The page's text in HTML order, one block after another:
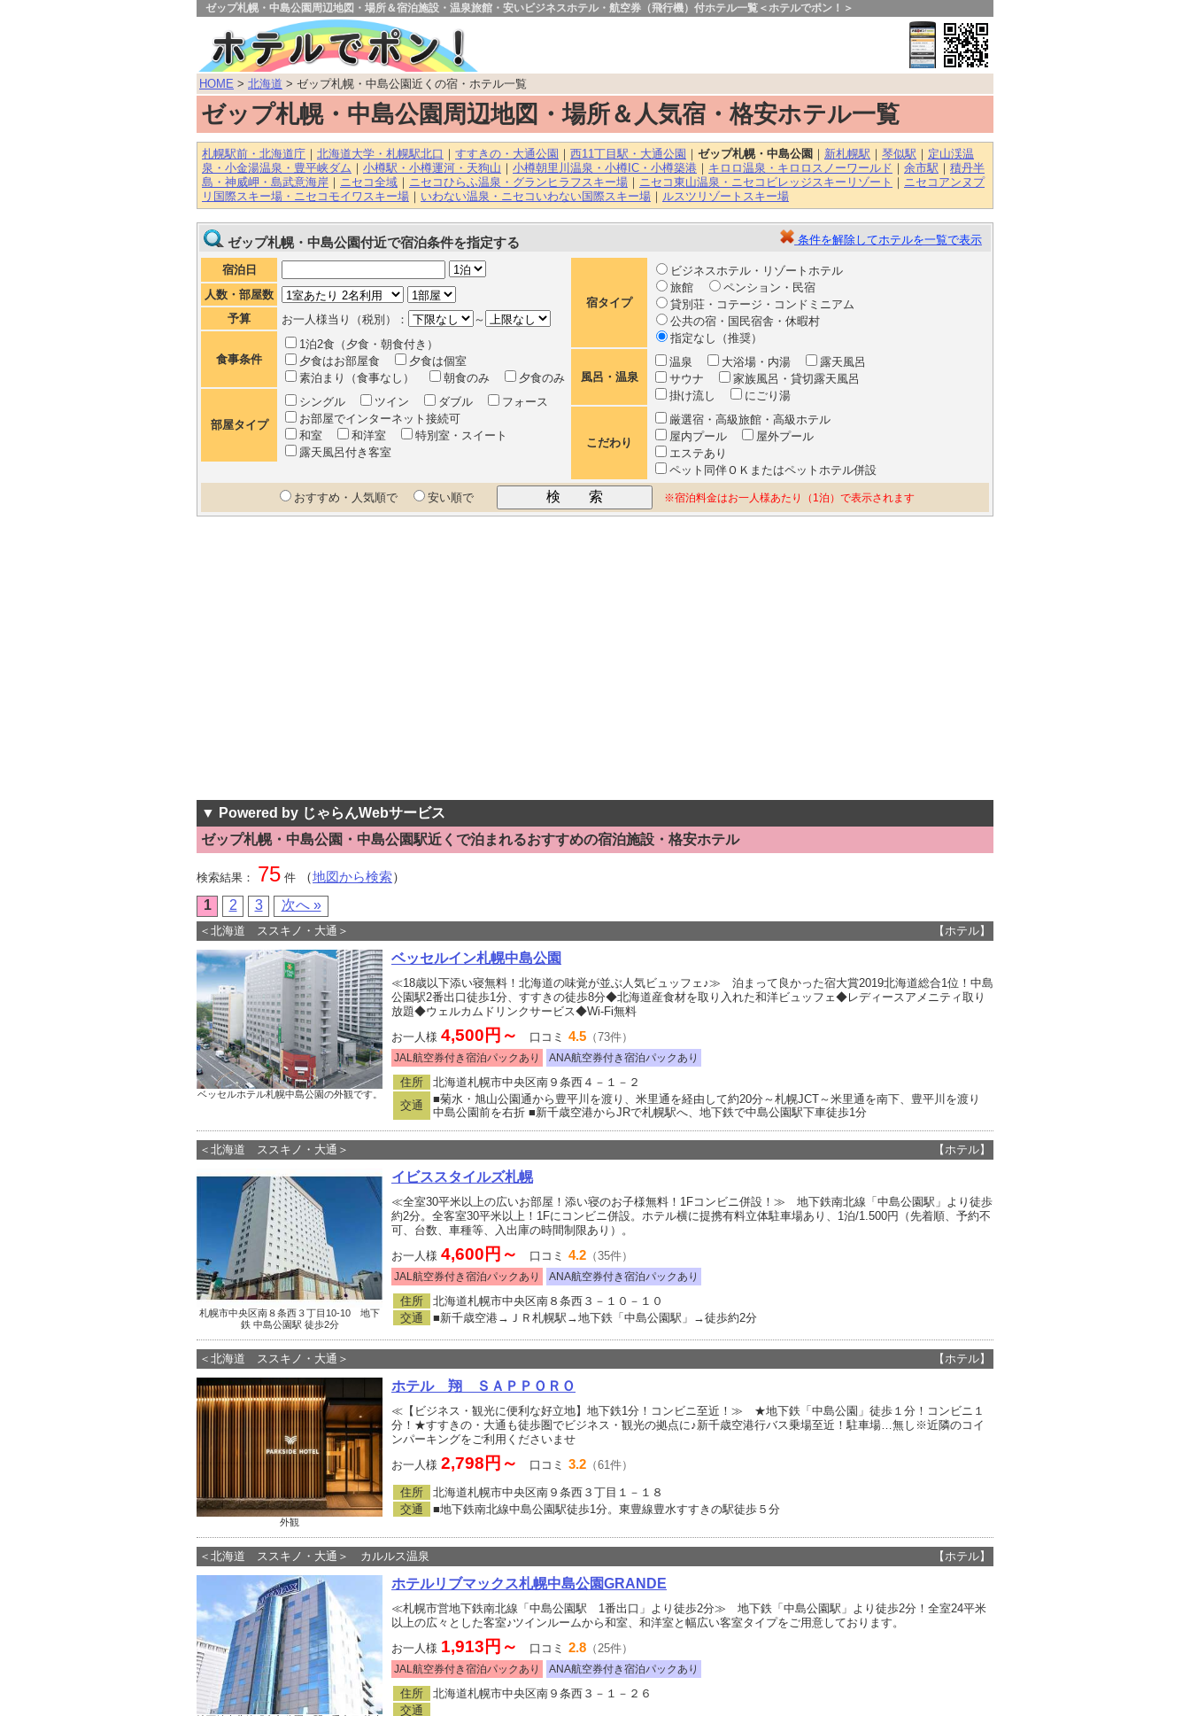
ゼップ札幌・中島公園周辺地図・場所＆宿泊施設・温泉旅館・安いビジネスホテル・航空券（飛行機）付ホテル一覧＜ホテルでポン！＞
HOME > 北海道 > ゼップ札幌・中島公園近くの宿・ホテル一覧
ゼップ札幌・中島公園周辺地図・場所＆人気宿・格安ホテル一覧
札幌駅前・北海道庁 ｜ 北海道大学・札幌駅北口 ｜ すすきの・大通公園 ｜ 西11丁目駅・大通公園 ｜ ゼップ札幌・中島公園 ｜ 新札幌駅 ｜ 琴似駅 ｜ 定山渓温
泉・小金湯温泉・豊平峡ダム ｜ 小樽駅・小樽運河・天狗山 ｜ 小樽朝里川温泉・小樽IC・小樽築港 ｜ キロロ温泉・キロロスノーワールド ｜ 余市駅 ｜ 積丹半
島・神威岬・島武意海岸 ｜ ニセコ全域 ｜ ニセコひらふ温泉・グランヒラフスキー場 ｜ ニセコ東山温泉・ニセコビレッジスキーリゾート ｜ ニセコアンヌプ
リ国際スキー場・ニセコモイワスキー場 ｜ いわない温泉・ニセコいわない国際スキー場 ｜ ルスツリゾートスキー場
ゼップ札幌・中島公園付近で宿泊条件を指定する 条件を解除してホテルを一覧で表示
宿泊日
人数・部屋数
予算
お一人様当り（税別）： ～
食事条件
1泊2食（夕食・朝食付き）
夕食はお部屋食
夕食は個室
素泊まり（食事なし）
朝食のみ 夕食のみ
部屋タイプ
シングル ツイン ダブル
フォース
お部屋でインターネット接続可
和室
和洋室
特別室・スイート
露天風呂付き客室
宿タイプ
ビジネスホテル・リゾートホテル
旅館
ペンション・民宿
貸別荘・コテージ・コンドミニアム
公共の宿・国民宿舎・休暇村
指定なし（推奨）
風呂・温泉
温泉 大浴場・内湯
露天風呂
サウナ
家族風呂・貸切露天風呂
掛け流し
にごり湯
こだわり
厳選宿・高級旅館・高級ホテル
屋内プール
屋外プール
エステあり
ペット同伴ＯＫまたはペットホテル併設
おすすめ・人気順で 安い順で ※宿泊料金はお一人様あたり（1泊）で表示されます
▼ Powered by じゃらんWebサービス
ゼップ札幌・中島公園・中島公園駅近くで泊まれるおすすめの宿泊施設・格安ホテル
検索結果： 75 件 （地図から検索）
1 2 3 次へ »
＜北海道 ススキノ・大通＞ 【ホテル】
ベッセルホテル札幌中島公園の外観です。
ベッセルイン札幌中島公園
≪18歳以下添い寝無料！北海道の味覚が並ぶ人気ビュッフェ♪≫ 泊まって良かった宿大賞2019北海道総合1位！中島
公園駅2番出口徒歩1分、すすきの徒歩8分◆北海道産食材を取り入れた和洋ビュッフェ◆レディースアメニティ取り
放題◆ウェルカムドリンクサービス◆Wi-Fi無料
お一人様 4,500円～ 口コミ 4.5 （73件）
JAL航空券付き宿泊パックあり ANA航空券付き宿泊パックあり
住所
北海道札幌市中央区南９条西４－１－２
交通
■菊水・旭山公園通から豊平川を渡り、米里通を経由して約20分～札幌JCT～米里通を南下、豊平川を渡り
中島公園前を右折 ■新千歳空港からJRで札幌駅へ、地下鉄で中島公園駅下車徒歩1分
＜北海道 ススキノ・大通＞ 【ホテル】
札幌市中央区南８条西３丁目10-10 地下
鉄 中島公園駅 徒歩2分
イビススタイルズ札幌
≪全室30平米以上の広いお部屋！添い寝のお子様無料！1Fコンビニ併設！≫ 地下鉄南北線「中島公園駅」より徒歩
約2分。全客室30平米以上！1Fにコンビニ併設。ホテル横に提携有料立体駐車場あり、1泊/1.500円（先着順、予約不
可、台数、車種等、入出庫の時間制限あり）。
お一人様 4,600円～ 口コミ 4.2 （35件）
JAL航空券付き宿泊パックあり ANA航空券付き宿泊パックあり
住所
北海道札幌市中央区南８条西３－１０－１０
交通
■新千歳空港→ＪＲ札幌駅→地下鉄「中島公園駅」→徒歩約2分
＜北海道 ススキノ・大通＞ 【ホテル】
外観
ホテル 翔 ＳＡＰＰＯＲＯ
≪【ビジネス・観光に便利な好立地】地下鉄1分！コンビニ至近！≫ ★地下鉄「中島公園」徒歩１分！コンビニ１
分！★すすきの・大通も徒歩圏でビジネス・観光の拠点に♪新千歳空港行バス乗場至近！駐車場…無し※近隣のコイ
ンパーキングをご利用くださいませ
お一人様 2,798円～ 口コミ 3.2 （61件）
住所
北海道札幌市中央区南９条西３丁目１－１８
交通
■地下鉄南北線中島公園駅徒歩1分。東豊線豊水すすきの駅徒歩５分
＜北海道 ススキノ・大通＞ カルルス温泉 【ホテル】
ホテルリブマックス札幌中島公園GRANDE
≪札幌市営地下鉄南北線「中島公園駅 1番出口」より徒歩2分≫ 地下鉄「中島公園駅」より徒歩2分！全室24平米
以上の広々とした客室♪ツインルームから和室、和洋室と幅広い客室タイプをご用意しております。
お一人様 1,913円～ 口コミ 2.8 （25件）
JAL航空券付き宿泊パックあり ANA航空券付き宿泊パックあり
住所
北海道札幌市中央区南９条西３－１－２６
交通